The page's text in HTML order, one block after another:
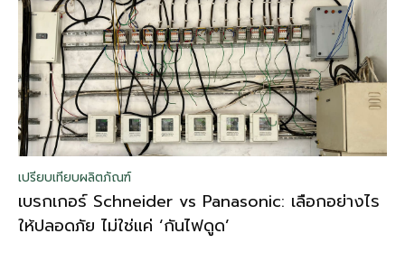
เปรียบเทียบผลิตภัณฑ์
เบรกเกอร์ Schneider vs Panasonic: เลือกอย่างไร
ให้ปลอดภัย ไม่ใช่แค่ ‘กันไฟดูด’